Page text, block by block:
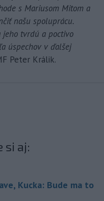
s Mariusom Mitom a
našu spoluprácu.
jeho tvrdú a poctivo
úspechov v ďalšej
Peter Králik.
si aj:
Kucka: Bude ma to